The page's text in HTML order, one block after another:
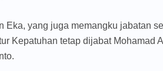
Eka, yang juga memangku jabatan
Kepatuhan tetap dijabat Mohamad